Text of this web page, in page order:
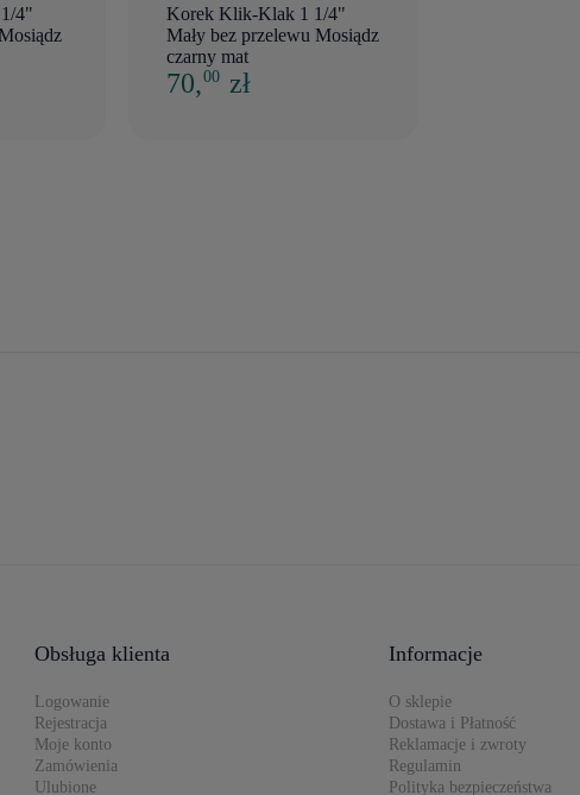
4"
Korek Klik-Klak 1 1/4"
Mały bez przelewu Mosiądz
czarny mat
70,00 zł
Obsługa klienta
Logowanie
Rejestracja
Moje konto
Zamówienia
Ulubione
Informacje
O sklepie
Dostawa i Płatność
Reklamacje i zwroty
Regulamin
Polityka bezpieczeństwa